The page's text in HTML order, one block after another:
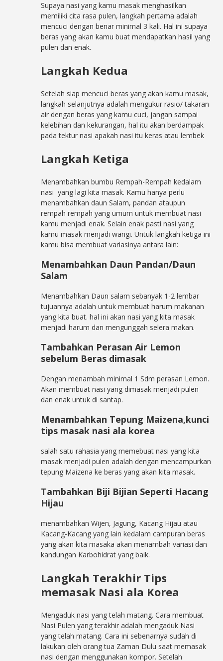
Supaya nasi yang kamu masak menghasilkan
memiliki cita rasa pulen, langkah pertama adalah
mencuci dengan benar minimal 3 kali. Hal ini supaya
beras yang akan kamu buat mendapatkan hasil yang
pulen dan enak.
Langkah Kedua
Setelah siap mencuci beras yang akan kamu masak,
langkah selanjutnya adalah mengukur rasio/ takaran
air dengan beras yang kamu cuci, jangan sampai
kelebihan dan kekurangan, hal itu akan berdampak
pada tektur nasi apakah nasi itu keras atau lembek
Langkah Ketiga
Menambahkan bumbu Rempah-Rempah kedalam
nasi yang lagi kita masak. Kamu hanya perlu
menambahkan daun Salam, pandan ataupun
rempah rempah yang umum untuk membuat nasi
kamu menjadi enak. Selain enak pasti nasi yang
kamu masak menjadi wangi. Untuk langkah ketiga ini
kamu bisa membuat variasinya antara lain:
Menambahkan Daun Pandan/Daun
Salam
Menambahkan Daun salam sebanyak 1-2 lembar
tujuannya adalah untuk membuat harum makanan
yang kita buat. hal ini akan nasi yang kita masak
menjadi harum dan mengunggah selera makan.
Tambahkan Perasan Air Lemon
sebelum Beras dimasak
Dengan menambah minimal 1 Sdm perasan Lemon.
Akan membuat nasi yang dimasak menjadi pulen
dan enak untuk di santap.
Menambahkan Tepung Maizena,kunci
tips masak nasi ala korea
salah satu rahasia yang memebuat nasi yang kita
masak menjadi pulen adalah dengan mencampurkan
tepung Maizena ke beras yang akan kita masak.
Tambahkan Biji Bijian Seperti Hacang
Hijau
menambahkan Wijen, Jagung, Kacang Hijau atau
Kacang-Kacang yang lain kedalam campuran beras
yang akan kita masaka akan menambah variasi dan
kandungan Karbohidrat yang baik.
Langkah Terakhir Tips
memasak Nasi ala Korea
Mengaduk nasi yang telah matang. Cara membuat
Nasi Pulen yang terakhir adalah mengaduk Nasi
yang telah matang. Cara ini sebenarnya sudah di
lakukan oleh orang tua Zaman Dulu saat memasak
nasi dengan menggunakan kompor. Setelah